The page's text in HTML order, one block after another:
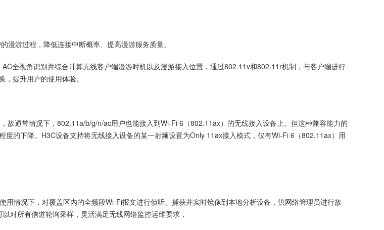
游过程，降低连接中断概率、提高漫游服务质量。
全视角识别并综合计算无线客户端漫游时机以及漫游接入位置，通过802.11v和802.11r机制，与客户端进行
提升用户的使用体验。
通常情况下，802.11a/b/g/n/ac用户也能接入到Wi-Fi 6（802.11ax）的无线接入设备上。但这种兼容能力的
的下降。H3C设备支持将无线接入设备的某一射频设置为Only 11ax接入模式，仅有Wi-Fi 6（802.11ax）用
情况下，对覆盖区内的全频段Wi-Fi报文进行侦听、捕获并实时镜像到本地分析设备，供网络管理员进行故
对所有信道轮询采样，灵活满足无线网络监控运维要求，